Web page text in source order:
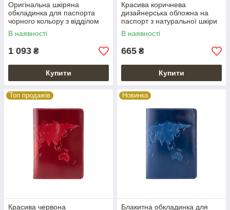
Оригінальна шкіряна
обкладинка для паспорта
чорного кольору з відділом
для ID документів і художнім
тисненням "World Map"
В наявності
1 093 ₴
Купити
Красива коричнева
дизайнерська обложна на
паспорт з натуральної шкіри
з художнім тисненням
В наявності
665 ₴
Купити
Топ продажів
Красива червона
Новинка
Блакитна обкладинка для